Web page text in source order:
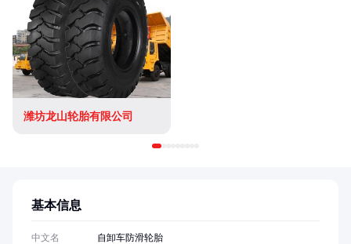
潍坊龙山轮胎有限公司
基本信息
中文名
自卸车防滑轮胎